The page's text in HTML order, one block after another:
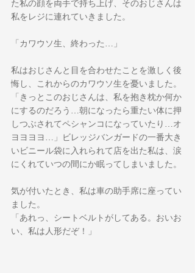
た私の顔を両手で持ち上げ、そのおじさんは
私をレジに連れていきました。
「カワウソ生、終わった…」
私はおじさんと目を合わせたことを激しく後
悔し、これからのカワウソ生を憂いました。
「きっとこのおじさんは、私を抱き枕か何か
にするのだろう…朝になったら重たい体に押
しつぶされてペシャンコになっていたり…オ
ヨヨヨヨ…」ビレッジバンガードの一番大き
いビニール袋に入れられて店を出た私は、涙
にくれていつの間にか眠ってしまいました。
気が付いたとき、私は車の助手席に座ってい
ました。
「あれっ、シートベルトがしてある。おいお
い、私は人形だぞ！」